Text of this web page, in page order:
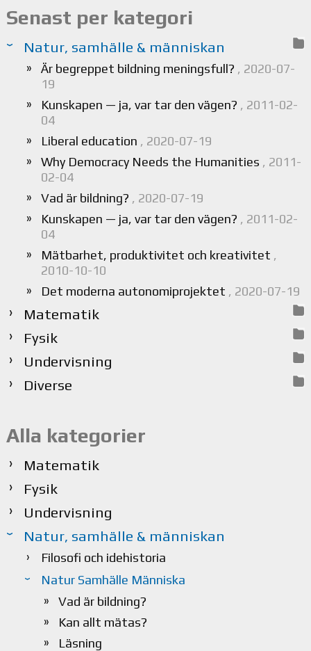
Senast per kategori
Natur, samhälle & människan
Är begreppet bildning meningsfull? , 2020-07-
19
Kunskapen — ja, var tar den vägen? , 2011-02-
04
Liberal education , 2020-07-19
Why Democracy Needs the Humanities , 2011-
02-04
Vad är bildning? , 2020-07-19
Kunskapen — ja, var tar den vägen? , 2011-02-
04
Mätbarhet, produktivitet och kreativitet ,
2010-10-10
Det moderna autonomiprojektet , 2020-07-19
Matematik
Fysik
Undervisning
Diverse
Alla kategorier
Matematik
Fysik
Undervisning
Natur, samhälle & människan
Filosofi och idehistoria
Natur Samhälle Människa
Vad är bildning?
Kan allt mätas?
Läsning